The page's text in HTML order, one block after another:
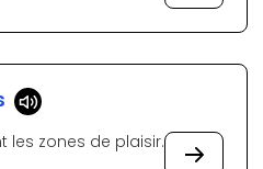
les zones de plaisir.